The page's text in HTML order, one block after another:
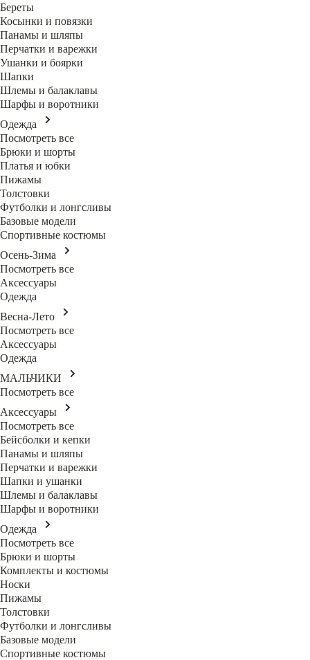
Береты
Косынки и повязки
Панамы и шляпы
Перчатки и варежки
Ушанки и боярки
Шапки
Шлемы и балаклавы
Шарфы и воротники
Одежда
Посмотреть все
Брюки и шорты
Платья и юбки
Пижамы
Толстовки
Футболки и лонгсливы
Базовые модели
Спортивные костюмы
Осень-Зима
Посмотреть все
Аксессуары
Одежда
Весна-Лето
Посмотреть все
Аксессуары
Одежда
МАЛЬЧИКИ
Посмотреть все
Аксессуары
Посмотреть все
Бейсболки и кепки
Панамы и шляпы
Перчатки и варежки
Шапки и ушанки
Шлемы и балаклавы
Шарфы и воротники
Одежда
Посмотреть все
Брюки и шорты
Комплекты и костюмы
Носки
Пижамы
Толстовки
Футболки и лонгсливы
Базовые модели
Спортивные костюмы